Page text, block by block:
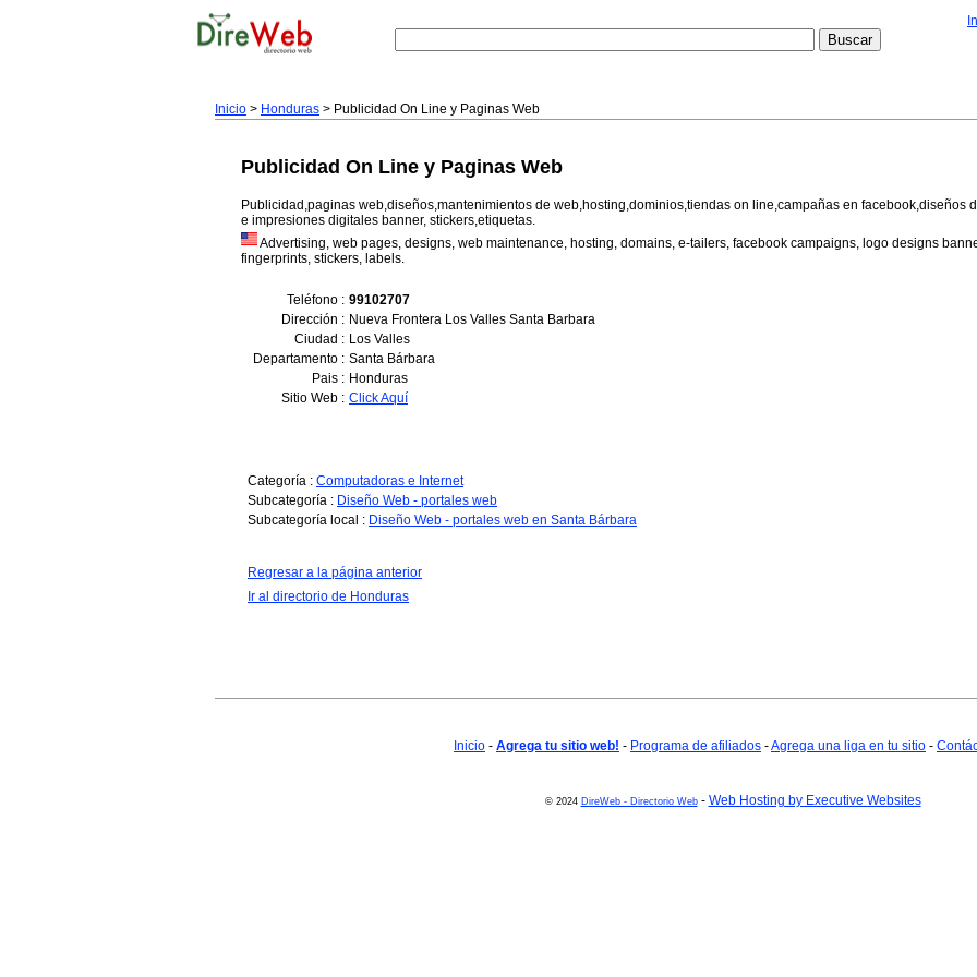
Inicio > Honduras > Publicidad On Line y Paginas Web
Publicidad On Line y Paginas Web
Publicidad,paginas web,diseños,mantenimientos de web,hosting,dominios,tiendas on line,campañas en facebook,diseños
e impresiones digitales banner, stickers,etiquetas.
Advertising, web pages, designs, web maintenance, hosting, domains, e-tailers, facebook campaigns, logo designs
fingerprints, stickers, labels.
Teléfono : 99102707
Dirección : Nueva Frontera Los Valles Santa Barbara
Ciudad : Los Valles
Departamento : Santa Bárbara
Pais : Honduras
Sitio Web : Click Aquí
Categoría : Computadoras e Internet
Subcategoría : Diseño Web - portales web
Subcategoría local : Diseño Web - portales web en Santa Bárbara
Regresar a la página anterior
Ir al directorio de Honduras
Inicio - Agrega tu sitio web! - Programa de afiliados -Agrega una liga en tu sitio -
© 2024 DireWeb - Directorio Web- Web Hosting by Executive Websites